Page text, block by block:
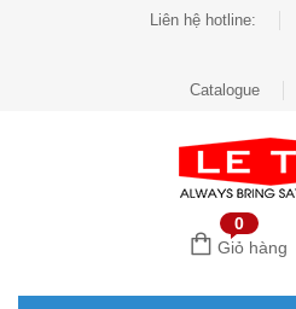
Liên hệ hotline:
Catalogue
0
Giỏ hàng